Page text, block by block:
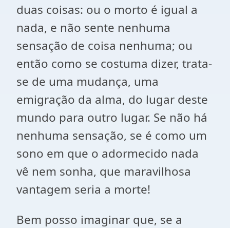
duas coisas: ou o morto é igual a
nada, e não sente nenhuma
sensação de coisa nenhuma; ou
então como se costuma dizer, trata-
se de uma mudança, uma
emigração da alma, do lugar deste
mundo para outro lugar. Se não há
nenhuma sensação, se é como um
sono em que o adormecido nada
vê nem sonha, que maravilhosa
vantagem seria a morte!
Bem posso imaginar que, se a